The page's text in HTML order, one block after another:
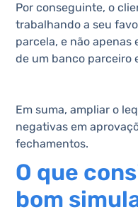
Por conseguinte, o
trabalhando a seu
parcela, e não
de um banco parceiro
Em suma, ampliar o
negativas em
fechamentos.
O que
bom